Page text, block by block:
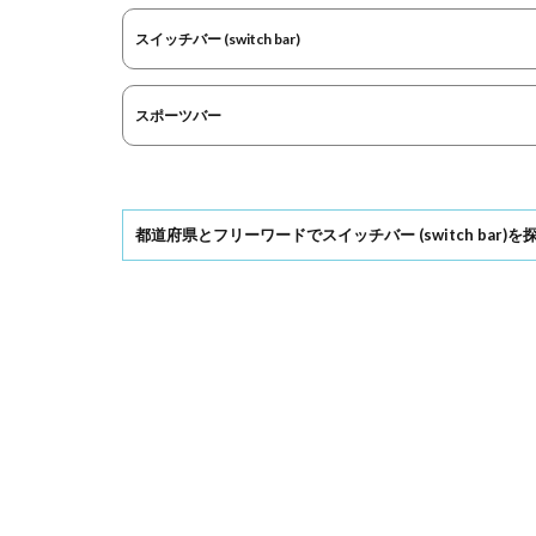
スイッチバー (switch bar)
スポーツバー
都道府県とフリーワードでスイッチバー (switch bar)を